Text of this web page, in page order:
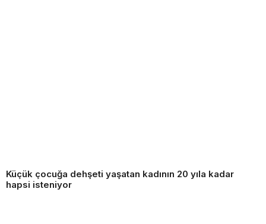
Küçük çocuğa dehşeti yaşatan kadının 20 yıla kadar
hapsi isteniyor